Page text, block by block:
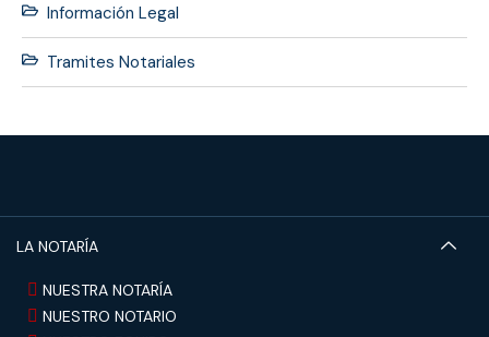
Información Legal
Tramites Notariales
LA NOTARÍA
NUESTRA NOTARÍA
NUESTRO NOTARIO